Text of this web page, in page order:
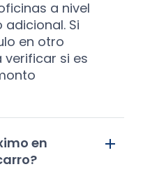
a nivel
Si
en otro
si es
en